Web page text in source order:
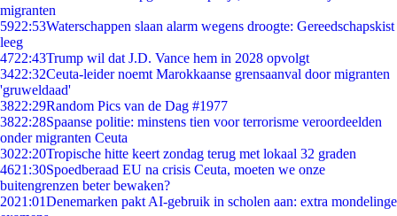
migranten
5922:53Waterschappen slaan alarm wegens droogte: Gereedschapskist
leeg
4722:43Trump wil dat J.D. Vance hem in 2028 opvolgt
3422:32Ceuta-leider noemt Marokkaanse grensaanval door migranten
'gruweldaad'
3822:29Random Pics van de Dag #1977
3822:28Spaanse politie: minstens tien voor terrorisme veroordeelden
onder migranten Ceuta
3022:20Tropische hitte keert zondag terug met lokaal 32 graden
4621:30Spoedberaad EU na crisis Ceuta, moeten we onze
buitengrenzen beter bewaken?
2021:01Denemarken pakt AI-gebruik in scholen aan: extra mondelinge